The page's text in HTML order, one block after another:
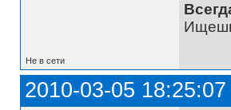
Не в сети
2010-03-05 18:25:07